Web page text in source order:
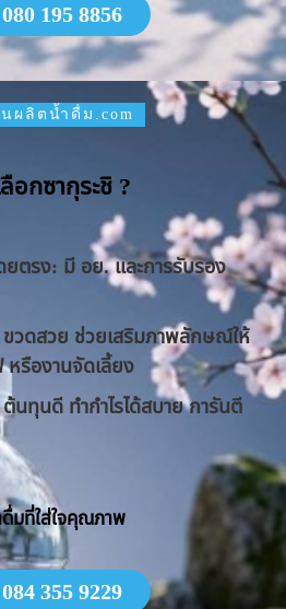
195 8856
ผลิตน้ำดื่ม.com
อกซากุระชิ ?
ยตรง: มี อย. และการรับรอง
ขวดสวย ช่วยเสริมภาพลักษณ์ให้
หรืองานจัดเลี้ยง
นทุนดี ทำกำไรได้สบาย การันตี
ดื่มที่ใส่ใจคุณภาพ
355 9229